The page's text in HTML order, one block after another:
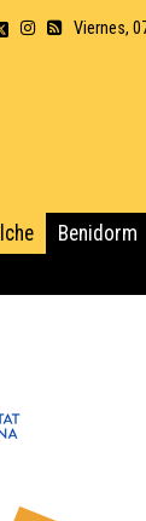
Viernes,
Benidorm